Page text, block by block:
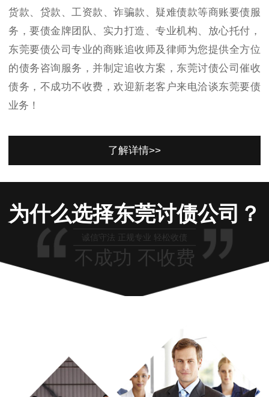
货款、贷款、工资款、诈骗款、疑难债款等商账要债服
务，要债金牌团队、实力打造、专业机构、放心托付，
东莞要债公司专业的商账追收师及律师为您提供全方位
的债务咨询服务，并制定追收方案，东莞讨债公司催收
债务，不成功不收费，欢迎新老客户来电洽谈东莞要债
业务！
了解详情>>
为什么选择东莞讨债公司？
诚信守法 正规专业 轻松收债
不成功 不收费